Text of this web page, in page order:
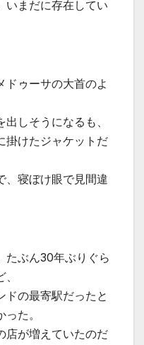
いまだに存在してい
ドゥーサの大首のよ
しそうになるも、
掛けたジャケットだ
、寝ぼけ眼で見間違
たぶん30年ぶりぐら
ドの最寄駅だったと
た。
店が増えていたのだ